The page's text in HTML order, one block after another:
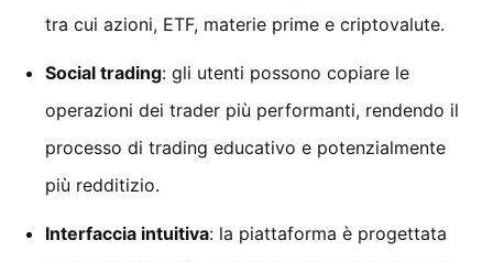
tra cui azioni, ETF, materie prime e criptovalute.
Social trading: gli utenti possono copiare le
operazioni dei trader più performanti, rendendo il
processo di trading educativo e potenzialmente
più redditizio.
Interfaccia intuitiva: la piattaforma è progettata